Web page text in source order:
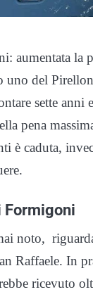
aumentata la
uno del
sette anni
pena
è caduta,
noto,
Raffaele. In
ricevuto